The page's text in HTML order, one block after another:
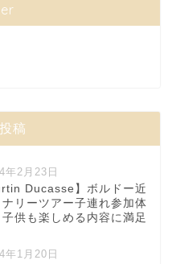
稿
年2月23日
Ducasse】ボルドー近
リーツアー子連れ参加体
供も楽しめる内容に満足
年1月20日